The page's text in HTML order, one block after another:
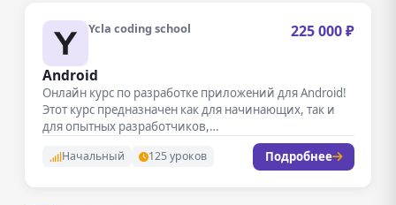
Ycla coding school 225 000 ₽
Android
Онлайн курс по разработке приложений для Android!
Этот курс предназначен как для начинающих, так и
для опытных разработчиков,…
Начальный 125 уроков Подробнее